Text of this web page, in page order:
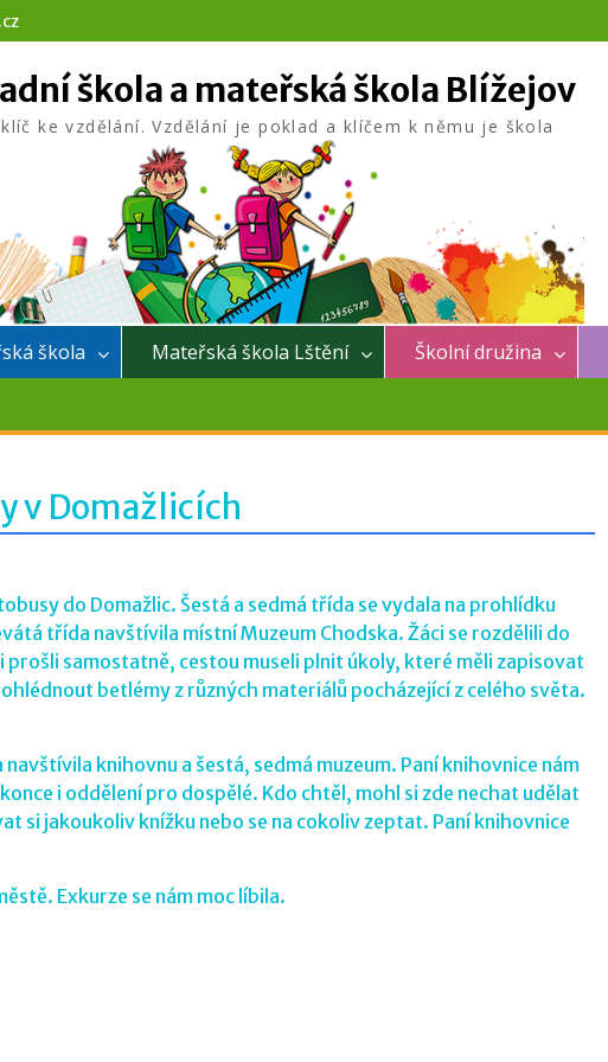
škola a mateřská škola Blížejov
ke vzdělání. Vzdělání je poklad a klíčem k němu je škola
škola Mateřská škola Lštění Školní družina
v Domažlicích
do Domažlic. Šestá a sedmá třída se vydala na prohlídku
třída navštívila místní Muzeum Chodska. Žáci se rozdělili do
prošli samostatně, cestou museli plnit úkoly, které měli zapisovat
betlémy z různých materiálů pocházející z celého světa.
knihovnu a šestá, sedmá muzeum. Paní knihovnice nám
i oddělení pro dospělé. Kdo chtěl, mohl si zde nechat udělat
si jakoukoliv knížku nebo se na cokoliv zeptat. Paní knihovnice
Exkurze se nám moc líbila.